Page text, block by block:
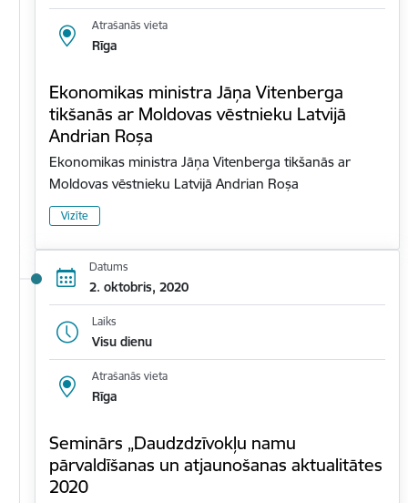
Atrašanās vieta
Rīga
Ekonomikas ministra Jāņa Vitenberga
tikšanās ar Moldovas vēstnieku Latvijā
Andrian Roșa
Ekonomikas ministra Jāņa Vitenberga tikšanās ar
Moldovas vēstnieku Latvijā Andrian Roșa
Vizīte
Datums
2. oktobris, 2020
Laiks
Visu dienu
Atrašanās vieta
Rīga
Seminārs „Daudzdzīvokļu namu
pārvaldīšanas un atjaunošanas aktualitātes
2020